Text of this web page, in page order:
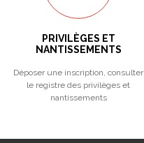
PRIVILÈGES ET
NANTISSEMENTS
Déposer une inscription, consulter
le registre des privilèges et
nantissements